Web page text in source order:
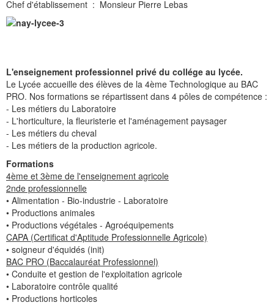
Chef d'établissement : Monsieur Pierre Lebas
L'enseignement professionnel privé du collége au lycée.
Le Lycée accueille des élèves de la 4ème Technologique au BAC
PRO. Nos formations se répartissent dans 4 pôles de compétence :
- Les métiers du Laboratoire
- L'horticulture, la fleuristerie et l'aménagement paysager
- Les métiers du cheval
- Les métiers de la production agricole.
Formations
4ème et 3ème de l'enseignement agricole
2nde professionnelle
• Alimentation - Bio-industrie - Laboratoire
• Productions animales
• Productions végétales - Agroéquipements
CAPA (Certificat d'Aptitude Professionnelle Agricole)
• soigneur d'équidés (init)
BAC PRO (Baccalauréat Professionnel)
• Conduite et gestion de l'exploitation agricole
• Laboratoire contrôle qualité
• Productions horticoles